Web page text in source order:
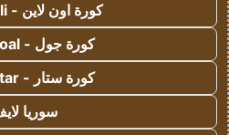
كورة اون لاين - kora onli
كورة جول - kora goal
كورة ستار - kora star
سوريا